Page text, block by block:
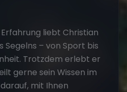
liebt Christian
Segelns – von Sport bis
Trotzdem erlebt er
gerne sein Wissen im
mit Ihnen